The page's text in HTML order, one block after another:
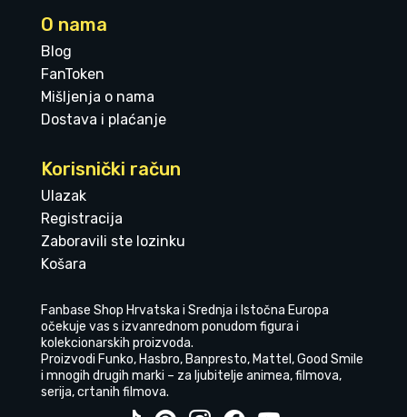
O nama
Blog
FanToken
Mišljenja o nama
Dostava i plaćanje
Korisnički račun
Ulazak
Registracija
Zaboravili ste lozinku
Košara
Fanbase Shop Hrvatska i Srednja i Istočna Europa
očekuje vas s izvanrednom ponudom figura i
kolekcionarskih proizvoda.
Proizvodi Funko, Hasbro, Banpresto, Mattel, Good Smile
i mnogih drugih marki – za ljubitelje animea, filmova,
serija, crtanih filmova.